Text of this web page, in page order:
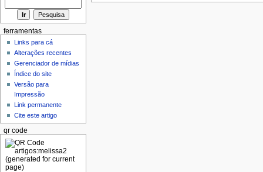
ferramentas
Links para cá
Alterações recentes
Gerenciador de mídias
Índice do site
Versão para
Impressão
Link permanente
Cite este artigo
qr code